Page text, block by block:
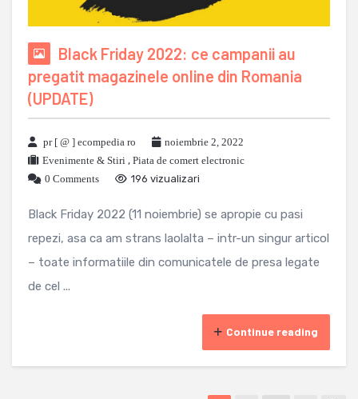
Black Friday 2022: ce campanii au
pregatit magazinele online din Romania
(UPDATE)
pr [ @ ] ecompedia ro
noiembrie 2, 2022
Evenimente & Stiri , Piata de comert electronic
0 Comments
196 vizualizari
Black Friday 2022 (11 noiembrie) se apropie cu pasi
repezi, asa ca am strans laolalta – intr-un singur articol
– toate informatiile din comunicatele de presa legate
de cel ...
Continue reading